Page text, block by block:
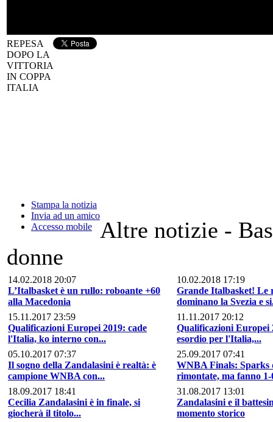
REPESA
DOPO LA
VITTORIA
IN COPPA
ITALIA
Stampa la notizia
Invia ad un amico
Accesso mobile
Altre notizie -
donne
14.02.2018 20:07
L’Italbasket è un rullo: roboante +60
alla Macedonia
10.02.2018 17:19
Grande Italbasket! Le
dominano la Svezia e
15.11.2017 23:59
Qualificazioni Europei 2019: cade
l'Italia, ko interno con...
11.11.2017 20:12
Qualificazioni Europei
esordio per l'Italia,...
05.10.2017 07:37
Il sogno della Zandalasini è realtà: è
campione WNBA con...
25.09.2017 07:41
WNBA Finals: Sparks
rimontate, ma fanno 1-
18.09.2017 18:41
Cecilia Zandalasini è in finale, si
giocherà il titolo...
31.08.2017 13:01
Zandalasini e il
momento storico